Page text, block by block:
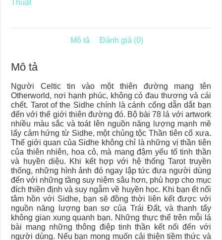
Thuật
Mô tả Đánh giá (0)
Mô tả
Người Celtic tin vào một thiên đường mang tên
Otherworld, nơi hạnh phúc, không có đau thương và cái
chết. Tarot of the Sidhe chính là cánh cổng dẫn dắt bạn
đến với thế giới thiên đường đó. Bộ bài 78 lá với artwork
nhiều màu sắc và toát lên nguồn năng lượng mạnh mẽ
lấy cảm hứng từ Sidhe, một chủng tộc Thần tiên cổ xưa.
Thế giới quan của Sidhe không chỉ là những vị thần tiên
của thiên nhiên, hoa cỏ, mà mang đậm yếu tố tinh thần
và huyền diệu. Khi kết hợp với hệ thống Tarot truyền
thống, những hình ảnh đó ngay lập tức đưa người dùng
đến với những tầng suy niệm sâu hơn, phù hợp cho mục
đích thiền định và suy ngẫm về huyền học. Khi bạn ết nối
tâm hồn với Sidhe, bạn sẽ đồng thời liên kết được với
nguồn năng lượng ban sơ của Trái Đất, và thanh tẩy
không gian xung quanh bạn. Những thực thể trên mỗi lá
bài mang những thông điệp tinh thần kết nối đến với
người dùng. Nếu bạn mong muốn cải thiện tiềm thức và